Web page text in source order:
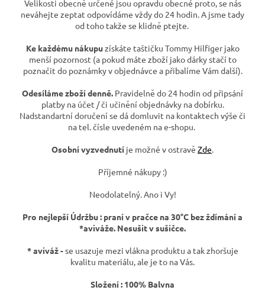
Velikosti obecně určené jsou opravdu obecné proto, se nás
neváhejte zeptat odpovídáme vždy do 24 hodin. A jsme tady
od toho takže se klidně ptejte.
Ke každému nákupuzískáte taštičku Tommy Hilfiger jako
menší pozornost (a pokud máte zboží jako dárky stačí to
poznačit do poznámky v objednávce a přibalíme Vám další).
Odesíláme zboží denně. Pravidelně do 24 hodin od připsání
platby na účet / či učinění objednávky na dobírku.
Nadstandartní doručení se dá domluvit na kontaktech výše či
na tel. čísle uvedeném na e-shopu.
Osobní vyzvednutí je možné v ostravě Zde.
Příjemné nákupy :)
Neodolatelný. Ano i Vy!
Pro nejlepší Údržbu : praní v pračce na 30°C bez ždímání a
*aviváže. Nesušit v sušičce.
* aviváž -se usazuje mezi vlákna produktu a tak zhoršuje
kvalitu materiálu, ale je to na Vás.
Složení : 100% Balvna